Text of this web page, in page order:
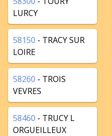
LURCY
58150 - TRACY SUR
LOIRE
58260 - TROIS
VEVRES
58460 - TRUCY L
ORGUEILLEUX